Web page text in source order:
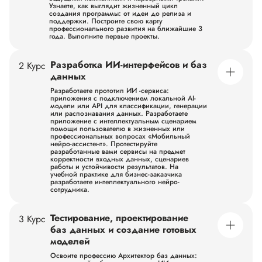
Узнаете, как выглядит жизненный цикл
создания программы: от идеи до релиза и
поддержки. Построите свою карту
профессионального развития на ближайшие 3
года. Выполните первые проекты.
Общеобразовательные дисциплины
Пройдёте ускоренную программу 10-11 класса.
Введение в специальность: общие компетенции
профессионала
Чему научитесь:
Познакомитесь с ИИ-отраслью, узнаете, какие профессии
существуют в IT компаниях, квалификационные требования
при поступлении на работу.
Научитесь описывать структуру ИТ-профессий, жизненный
цикл программного продукта и роль специалиста по
интеграции ИИ-решений в команде разработки.
Применять базовые цифровые инструменты работы:
офисные пакеты, облачные сервисы совместной работы,
средства деловой коммуникации и планирования задач.
Составлять простые профессиональные документы:
описание задачи, план работ, краткий отчет, презентацию
проекта и резюме начинающего специалиста.
Выполните мини-проект
Освоите инструменты:
Python (базовое знакомство),
Git/GitHub, Google Workspace / Microsoft Office, Notion,
Trello/Jira, Miro, Zoom/Teams, LLM ведущих компаний (Сбер,
Яндекс и др.), зарубежные LLM, локальные модели и API-
подключение,.
2 Курс Разработка ИИ-интерфейсов и баз
данных
Разработаете прототип ИИ -сервиса:
приложения с подключением локальной AI-
модели или API для классификации, генерации
или распознавания данных. Разработаете
приложение с интеллектуальным сценарием
помощи пользователю в жизненных или
профессиональных вопросах «Мобильный
нейро-ассистент». Протестируйте
разработанные вами сервисы на предмет
корректности входных данных, сценариев
работы и устойчивости результатов. На
учебной практике для бизнес-заказчика
разработаете интеллектуального нейро-
сотрудника.
Завершите ускоренную программу 10-11 класса.
Математический фундамент ИИ: элементы высшей
математики, дискретная математика с элементами
математической логики, теория вероятностей и
математическая статистика, численные методы
Узнаете язык, на котором «общаются» нейросети.
3 Курс Тестирование, проектирование
баз данных и создание готовых
моделей
Освоите профессию Архитектор баз данных: